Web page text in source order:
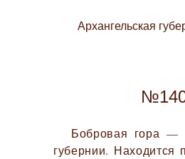
Архангельская
Бобровая гора —
губернии. Находится